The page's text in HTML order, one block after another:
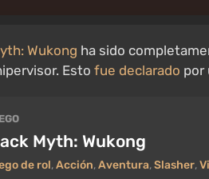
Wukong ha sido
Esto fue declarado por
Myth: Wukong
de rol,Acción,Aventura,Slasher,